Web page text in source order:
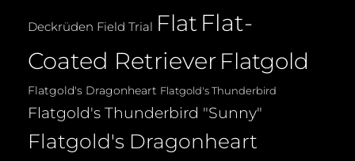
Deckrüden Field Trial Flat Flat-
Coated Retriever Flatgold
Flatgold's Dragonheart Flatgold's Thunderbird
Flatgold's Thunderbird "Sunny"
Flatgold's Dragonheart